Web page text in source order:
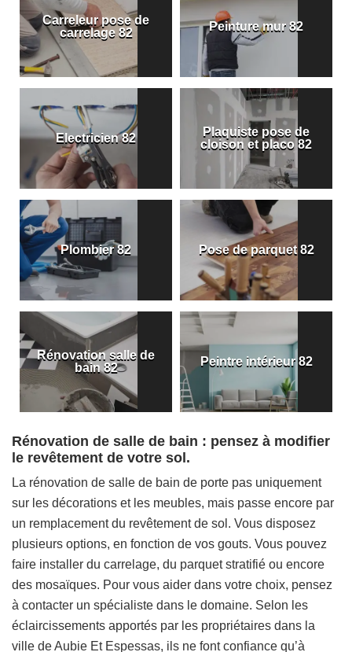
Carreleur pose de
carrelage 82
Peinture mur 82
Electricien 82
Plaquiste pose de
cloison et placo 82
Plombier 82 Pose de parquet 82
Rénovation salle de
bain 82
Peintre intérieur 82
Rénovation de salle de bain : pensez à modifier
le revêtement de votre sol.
La rénovation de salle de bain de porte pas uniquement
sur les décorations et les meubles, mais passe encore par
un remplacement du revêtement de sol. Vous disposez
plusieurs options, en fonction de vos gouts. Vous pouvez
faire installer du carrelage, du parquet stratifié ou encore
des mosaïques. Pour vous aider dans votre choix, pensez
à contacter un spécialiste dans le domaine. Selon les
éclaircissements apportés par les propriétaires dans la
ville de Aubie Et Espessas, ils ne font confiance qu’à